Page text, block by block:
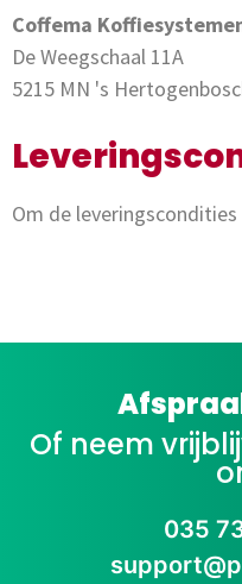
Coffema
De Weegschaal 11A
5215 MN 's
Om de
Of neem
035